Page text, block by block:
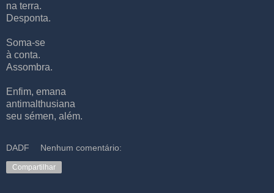
na terra.
Desponta.
Soma-se
à conta.
Assombra.
Enfim, emana
antimalthusiana
seu sémen, além.
DADF Nenhum comentário:
Compartilhar